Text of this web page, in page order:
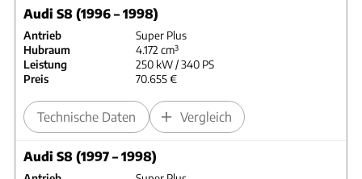
Audi S8 (1996 – 1998)
Antrieb
Super Plus
Hubraum
4.172 cm³
Leistung
250 kW / 340 PS
Preis
70.655 €
Technische Daten Vergleich
Audi S8 (1997 – 1998)